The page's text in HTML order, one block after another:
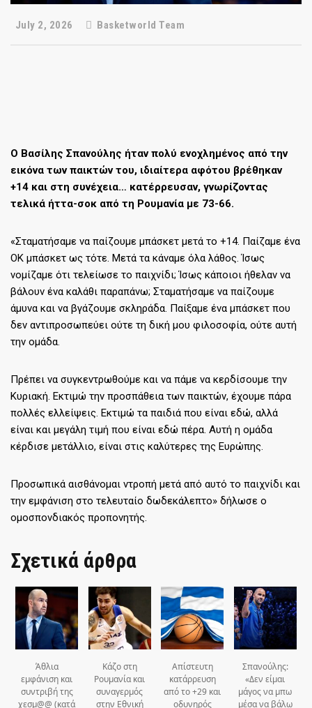
July 2, 2026 Basketworld Team
Ο Βασίλης Σπανούλης ήταν πολύ ενοχλημένος από την
εικόνα των παικτών του, ιδιαίτερα αφότου βρέθηκαν
+14 και στη συνέχεια… κατέρρευσαν, γνωρίζοντας
τελικά ήττα-σοκ από τη Ρουμανία με 73-66.
«Σταματήσαμε να παίζουμε μπάσκετ μετά το +14. Παίζαμε ένα
ΟΚ μπάσκετ ως τότε. Μετά τα κάναμε όλα λάθος. Ίσως
νομίζαμε ότι τελείωσε το παιχνίδι; Ίσως κάποιοι ήθελαν να
βάλουν ένα καλάθι παραπάνω; Σταματήσαμε να παίζουμε
άμυνα και να βγάζουμε σκληράδα. Παίξαμε ένα μπάσκετ που
δεν αντιπροσωπεύει ούτε τη δική μου φιλοσοφία, ούτε αυτή
την ομάδα.
Πρέπει να συγκεντρωθούμε και να πάμε να κερδίσουμε την
Κυριακή. Εκτιμώ την προσπάθεια των παικτών, έχουμε πάρα
πολλές ελλείψεις. Εκτιμώ τα παιδιά που είναι εδώ, αλλά
είναι και μεγάλη τιμή που είναι εδώ πέρα. Αυτή η ομάδα
κέρδισε μετάλλιο, είναι στις καλύτερες της Ευρώπης.
Προσωπικά αισθάνομαι ντροπή μετά από αυτό το παιχνίδι και
την εμφάνιση στο τελευταίο δωδεκάλεπτο» δήλωσε ο
ομοσπονδιακός προπονητής.
Σχετικά άρθρα
Άθλια
εμφάνιση και
συντριβή της
χεσμ@@ (κατά
Κάζο στη
Ρουμανία και
συναγερμός
στην Εθνική
Απίστευτη
κατάρρευση
από το +29 και
οδυνηρός
Σπανούλης:
«Δεν είμαι
μάγος να μπω
μέσα να βάλω